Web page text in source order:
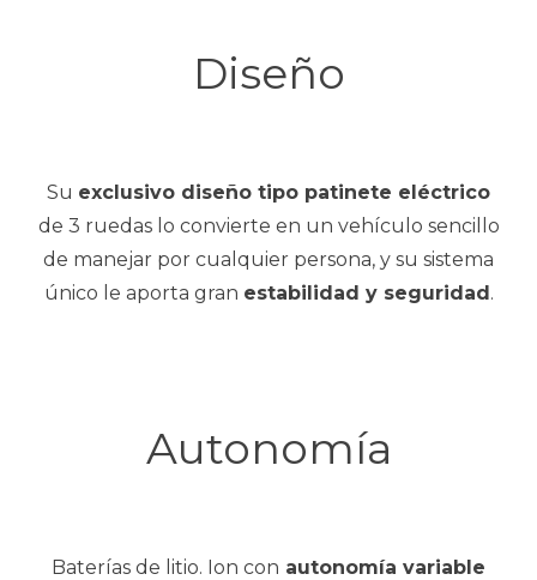
Diseño
Su exclusivo diseño tipo patinete eléctrico
de 3 ruedas lo convierte en un vehículo sencillo
de manejar por cualquier persona, y su sistema
único le aporta gran estabilidad y seguridad .
Autonomía
Baterías de litio. Ion con autonomía variable